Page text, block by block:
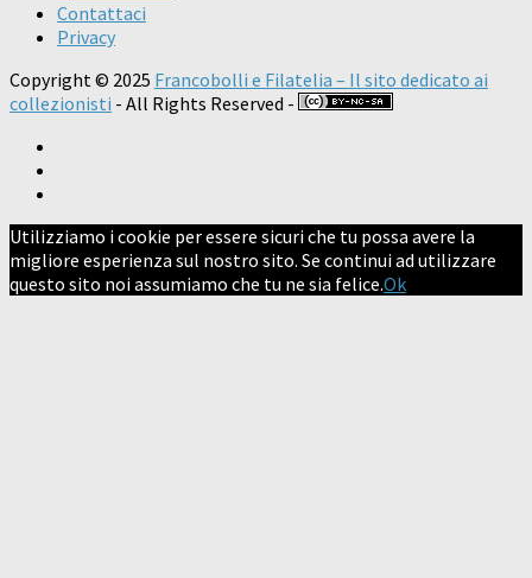
Contattaci
Privacy
Copyright © 2025 Francobolli e Filatelia – Il sito dedicato ai
collezionisti - All Rights Reserved -
Utilizziamo i cookie per essere sicuri che tu possa avere la
migliore esperienza sul nostro sito. Se continui ad utilizzare
questo sito noi assumiamo che tu ne sia felice.Ok